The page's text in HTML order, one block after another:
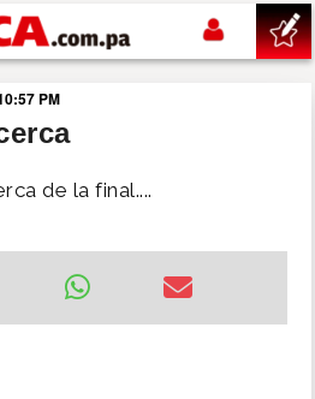
PM
de la final....